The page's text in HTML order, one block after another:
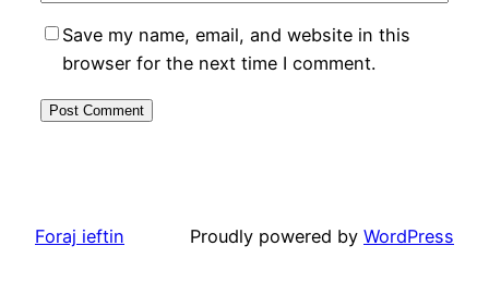
Save my name, email, and website in this
browser for the next time I comment.
Foraj ieftin Proudly powered by WordPress